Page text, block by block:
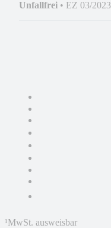
Unfallfrei • EZ 03/2023
¹MwSt. ausweisbar